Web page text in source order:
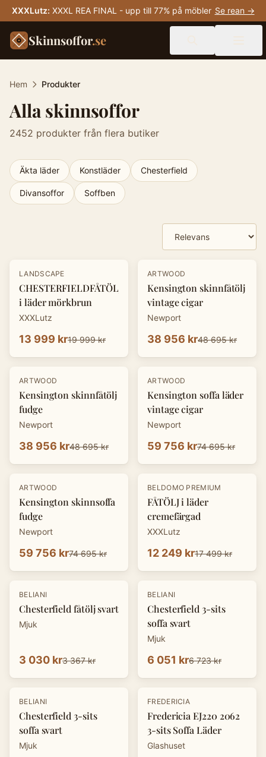
XXXLutz: XXXL REA FINAL - upp till 77% på möbler Se rean →
Skinnsoffor.se
Hem Produkter
Alla skinnsoffor
2452 produkter från flera butiker
Äkta läder Konstläder Chesterfield
Divansoffor Soffben
- 30%
LANDSCAPE
CHESTERFIELDFÅTÖLJ
i läder mörkbrun
XXXLutz
13 999 kr19 999 kr
-20%
ARTWOOD
Kensington skinnfåtölj
vintage cigar
Newport
38 956 kr48 695 kr
-20%
ARTWOOD
Kensington skinnfåtölj
fudge
Newport
38 956 kr48 695 kr
-20%
ARTWOOD
Kensington soffa läder
vintage cigar
Newport
59 756 kr74 695 kr
-20%
ARTWOOD
Kensington skinnsoffa
fudge
Newport
59 756 kr74 695 kr
-30 %
BELDOMO PREMIUM
FÅTÖLJ i läder
cremefärgad
XXXLutz
12 249 kr17 499 kr
-10 %
BELIANI
Chesterfield fåtölj svart
Mjuk
3 030 kr3 367 kr
-10 %
BELIANI
Chesterfield 3-sits
soffa svart
Mjuk
6 051 kr6 723 kr
-10 %
BELIANI
Chesterfield 3-sits
soffa svart
Mjuk
FREDERICIA
Fredericia EJ220 2062
3-sits Soffa Läder
Glashuset